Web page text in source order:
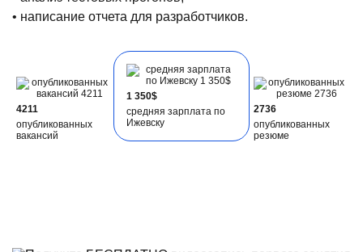
• написание отчета для разработчиков.
4211
опубликованных
вакансий
1 350$
средняя зарплата по
Ижевску
2736
опубликованных
резюме